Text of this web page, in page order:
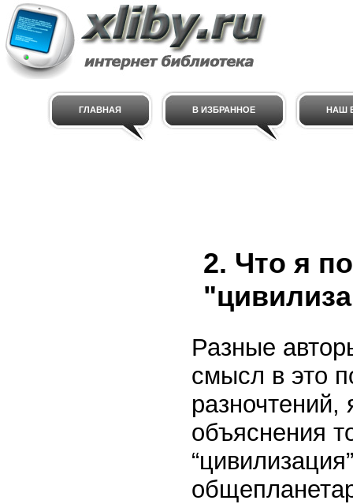
ГЛАВНАЯ В ИЗБРАННОЕ НАШ
2. Что я
Разные
смысл в это
объяснения